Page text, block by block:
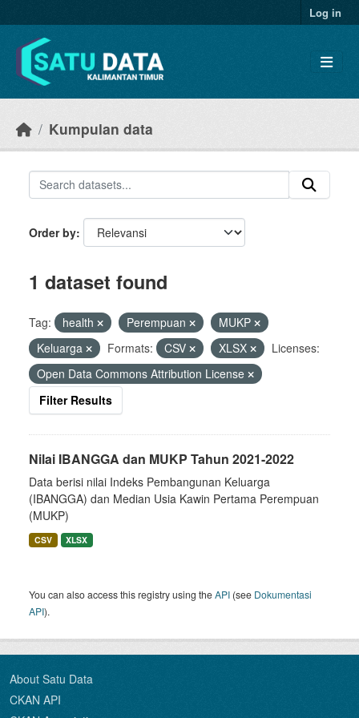
Log in
Kumpulan data
Order by
1 dataset found
Tag: health Perempuan
MUKP
Keluarga
Formats: CSV XLSX
Licenses:
Open Data Commons Attribution License
Filter Results
Nilai IBANGGA dan MUKP Tahun 2021-2022
Data berisi nilai Indeks Pembangunan Keluarga
(IBANGGA) dan Median Usia Kawin Pertama Perempuan
(MUKP)
CSV XLSX
You can also access this registry using theAPI (see Dokumentasi
API).
About Satu Data
CKAN API